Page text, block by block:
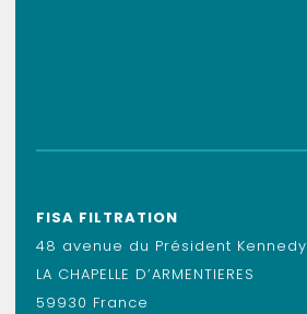
FISA FILTRATION
48 avenue du Président Kennedy
LA CHAPELLE D’ARMENTIERES
59930 France